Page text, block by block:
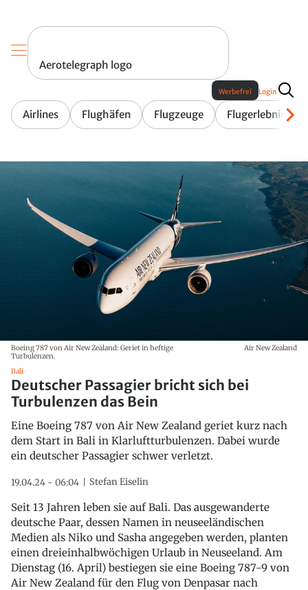
Aerotelegraph logo
Airlines Flughäfen Flugzeuge Flugerlebnis
Werbefrei Login
Boeing 787 von Air New Zealand: Geriet in heftige
Turbulenzen.
Air New Zealand
Bali
Deutscher Passagier bricht sich bei
Turbulenzen das Bein
Eine Boeing 787 von Air New Zealand geriet kurz nach
dem Start in Bali in Klarluftturbulenzen. Dabei wurde
ein deutscher Passagier schwer verletzt.
19.04.24 - 06:04 Stefan Eiselin
Seit 13 Jahren leben sie auf Bali. Das ausgewanderte
deutsche Paar, dessen Namen in neuseeländischen
Medien als Niko und Sasha angegeben werden, planten
einen dreieinhalbwöchigen Urlaub in Neuseeland. Am
Dienstag (16. April) bestiegen sie eine Boeing 787-9 von
Air New Zealand für den Flug von Denpasar nach